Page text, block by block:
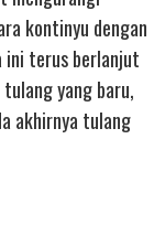
kontinyu dengan
ini terus berlanjut
yang baru,
akhirnya tulang